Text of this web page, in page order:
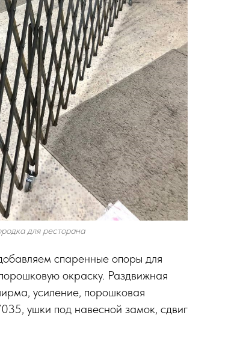
для ресторана
спаренные опоры для
окраску. Раздвижная
усиление, порошковая
ушки под навесной замок, сдвиг